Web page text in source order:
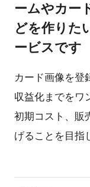
ームやカー
どを作りた
ービスです
カード画像を登
収益化までをワ
初期コスト、販
げることを目指